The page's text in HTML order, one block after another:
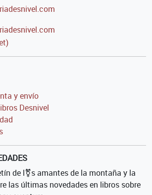
y envío
Desnivel
de l⚧s amantes de la montaña y la
las últimas novedades en libros sobre